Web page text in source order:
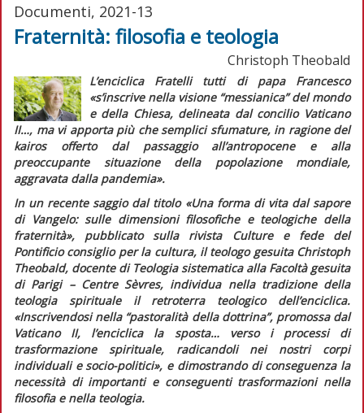
Documenti, 2021-13
Fraternità: filosofia e teologia
Christoph Theobald
L’enciclica Fratelli tutti di papa Francesco
«s’inscrive nella visione “messianica” del mondo
e della Chiesa, delineata dal concilio Vaticano
II…, ma vi apporta più che semplici sfumature, in ragione del
kairosofferto dal passaggio all’antropocene e alla
preoccupante situazione della popolazione mondiale,
aggravata dalla pandemia».
In un recente saggio dal titolo «Una forma di vita dal sapore
di Vangelo: sulle dimensioni filosofiche e teologiche della
fraternità», pubblicato sulla rivista
Culture e fede del
Pontificio consiglio per la cultura, il teologo gesuita Christoph
Theobald, docente di Teologia sistematica alla Facoltà gesuita
di Parigi – Centre Sèvres, individua nella tradizione della
teologia spirituale il retroterra teologico dell’enciclica.
«Inscrivendosi nella “pastoralità della dottrina”, promossa dal
Vaticano II, l’enciclica la sposta… verso i processi di
trasformazione spirituale, radicandoli nei nostri corpi
individuali e socio-politici», e dimostrando di conseguenza la
necessità di importanti e conseguenti trasformazioni nella
filosofia e nella teologia.